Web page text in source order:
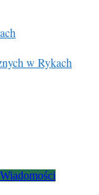
w Rykach
Wiadomości